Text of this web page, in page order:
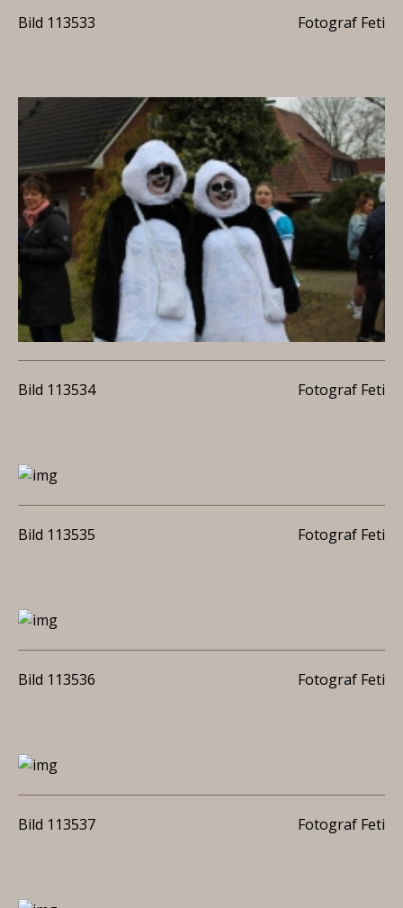
Bild 113533 Fotograf Feti
Bild 113534 Fotograf Feti
Bild 113535 Fotograf Feti
Bild 113536 Fotograf Feti
Bild 113537 Fotograf Feti